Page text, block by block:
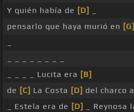
Y quién había de [D]
pensarlo que haya murió en [G]
_ _ _ _ Lucita era [B]
de [C] La Costa [D] del charco
_ Estela era de [D] _ Reynosa